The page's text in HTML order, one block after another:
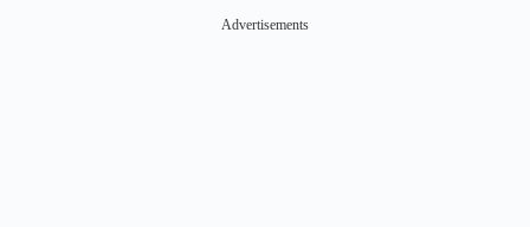
Advertisements